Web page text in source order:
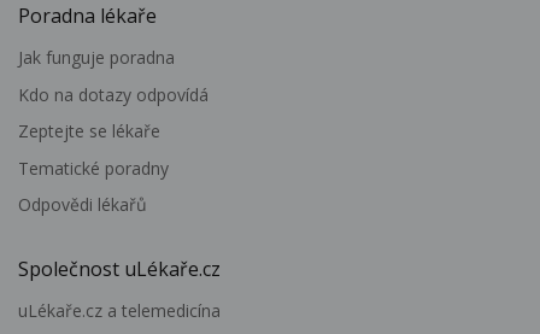
Poradna lékaře
Jak funguje poradna
Kdo na dotazy odpovídá
Zeptejte se lékaře
Tematické poradny
Odpovědi lékařů
Společnost uLékaře.cz
uLékaře.cz a telemedicína